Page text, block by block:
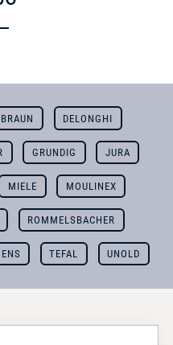
BRAUN DELONGHI
GRUNDIG JURA
MIELE MOULINEX
ROMMELSBACHER
TEFAL UNOLD